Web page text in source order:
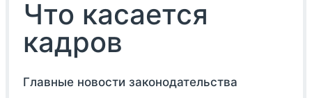
Что касается
кадров
Главные новости законодательства